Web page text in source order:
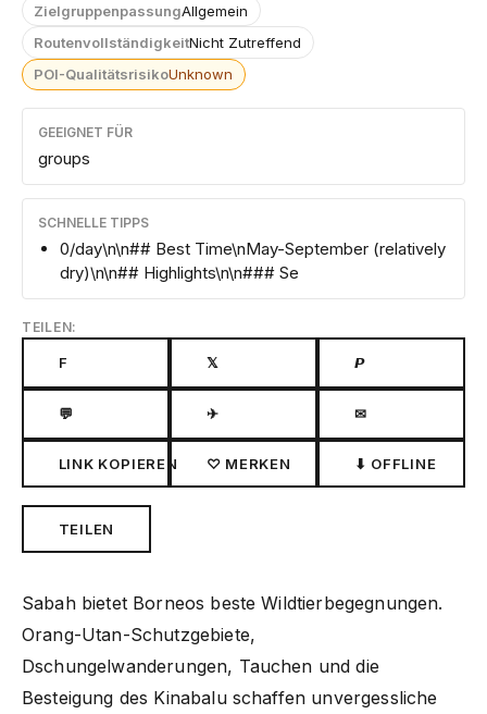
ZielgruppenpassungAllgemein
RoutenvollständigkeitNicht Zutreffend
POI-QualitätsrisikoUnknown
GEEIGNET FÜR
groups
SCHNELLE TIPPS
0/day\n\n## Best Time\nMay-September (relatively
dry)\n\n## Highlights\n\n### Se
TEILEN:
F 𝕏 𝙋
💬 ✈ ✉
LINK KOPIEREN ♡ MERKEN ⬇ OFFLINE
TEILEN
Sabah bietet Borneos beste Wildtierbegegnungen.
Orang-Utan-Schutzgebiete,
Dschungelwanderungen, Tauchen und die
Besteigung des Kinabalu schaffen unvergessliche